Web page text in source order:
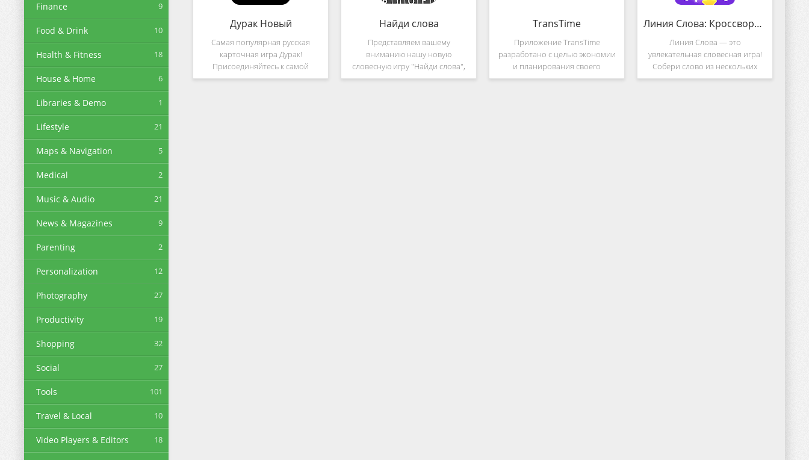
Finance 9
Food & Drink 10
Health & Fitness 18
House & Home 6
Libraries & Demo 1
Lifestyle 21
Maps & Navigation 5
Medical 2
Music & Audio 21
News & Magazines 9
Parenting 2
Personalization 12
Photography 27
Productivity 19
Shopping 32
Social 27
Tools 101
Travel & Local 10
Video Players & Editors 18
Дурак Новый
Самая популярная русская
карточная игра Дурак!
Присоединяйтесь к самой
популярной в мире игре Дурак,
Найди слова
Представляем вашему
вниманию нашу новую
словесную игру "Найди слова",
которая построена по
TransTime
Приложение TransTime
разработано с целью экономии
и планирования своего
времени. С нашим приложением
Линия Слова: Кроссворды. Составляй слова из букв (Mod)
Линия Слова — это
увлекательная словесная игра!
Собери слово из нескольких
букв. Найди слова и разгадай